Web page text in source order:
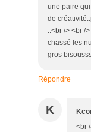
une paire
de
..<br /> <br /
chassé les
gros
Répondre
K
<br